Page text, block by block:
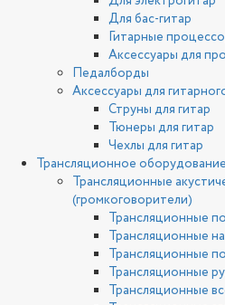
Для бас-гитар
Гитарные
Аксессуары для
Педалборды
Аксессуары для
Струны для гитар
Тюнеры для гитар
Чехлы для гитар
Трансляционное оборудование
Трансляционные
(громкоговорители)
Трансляционные
Трансляционные
Трансляционные
Трансляционные
Трансляционные